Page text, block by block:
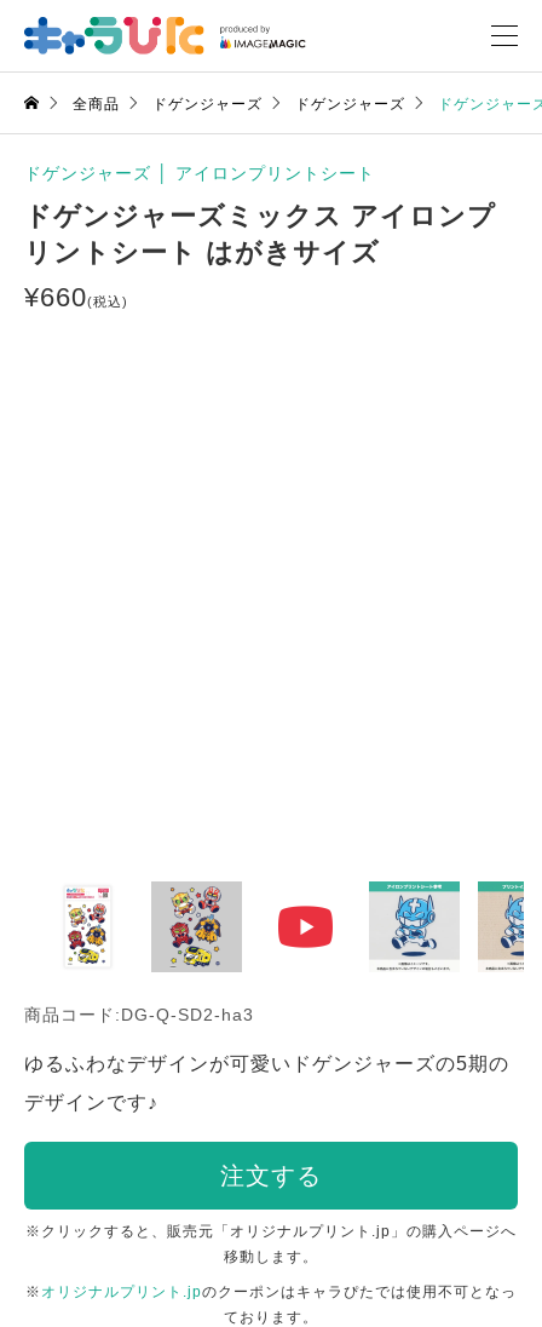
全商品 ドゲンジャーズ ドゲンジャーズ ドゲンジャー
ドゲンジャーズ アイロンプリントシート
ドゲンジャーズミックス アイロンプ
リントシート はがきサイズ
¥660(税込)
商品コード:DG-Q-SD2-ha3
ゆるふわなデザインが可愛いドゲンジャーズの5期の
デザインです♪
注文する
※クリックすると、販売元「オリジナルプリント.jp」の購入ページへ
移動します。
※ オリジナルプリント.jpのクーポンはキャラぴたでは使用不可となっ
ております。